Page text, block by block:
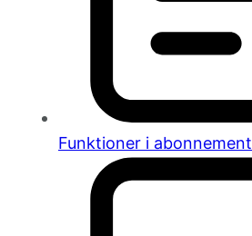
Funktioner i abonnement